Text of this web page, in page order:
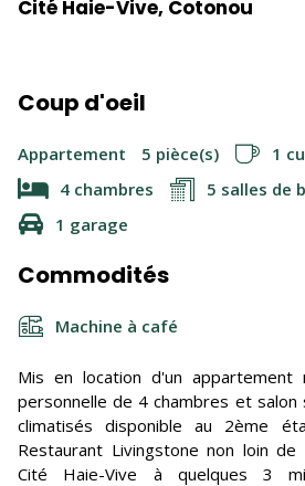
Cité Haie-Vive, Cotonou
Coup d'oeil
Appartement 5 pièce(s) 1
4 chambres
5 salles de
1 garage
Commodités
Machine à café
Mis en location d'un
personnelle de 4 chambres et
climatisés disponible au 2ème
Restaurant Livingstone non loin de
Cité Haie-Vive à quelques 3